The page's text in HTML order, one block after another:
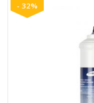
- 32%